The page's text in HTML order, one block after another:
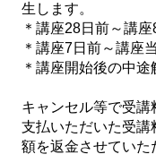
生します。
＊講座28日前～講
＊講座7日前～講座
＊講座開始後の中
キャンセル等で受
支払いただいた受講
額を返金させていた